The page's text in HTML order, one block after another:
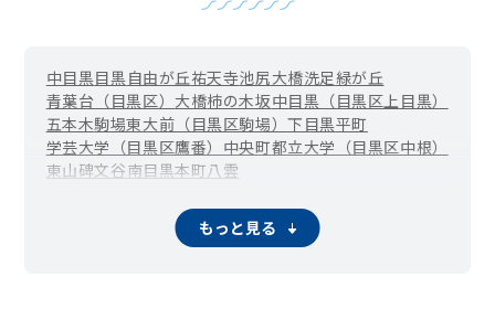
中目黒目黒自由が丘祐天寺池尻大橋洗足緑が丘
青葉台（目黒区） 大橋柿の木坂中目黒（目黒区上目黒）
五本木駒場東大前（目黒区駒場）下目黒平町
学芸大学（目黒区鷹番） 中央町都立大学（目黒区中根）
東山碑文谷南目黒本町八雲
もっと見る